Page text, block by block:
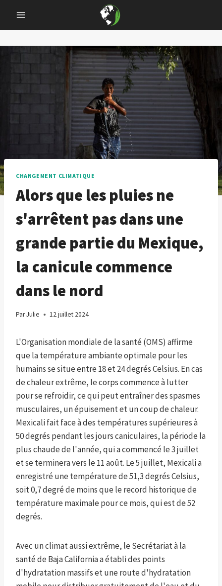
content
CHANGEMENT CLIMATIQUE
Alors que les pluies ne
s'arrêtent pas dans une
grande partie du Mexique,
la canicule commence
dans le nord
ParJulie 12 juillet 2024
L'Organisation mondiale de la santé (OMS) affirme
que la température ambiante optimale pour les
humains se situe entre 18 et 24 degrés Celsius. En cas
de chaleur extrême, le corps commence à lutter
pour se refroidir, ce qui peut entraîner des spasmes
musculaires, un épuisement et un coup de chaleur.
Mexicali fait face à des températures supérieures à
50 degrés pendant les jours caniculaires, la période la
plus chaude de l'année, qui a commencé le 3 juillet
et se terminera vers le 11 août. Le 5 juillet, Mexicali a
enregistré une température de 51,3 degrés Celsius,
soit 0,7 degré de moins que le record historique de
température maximale pour ce mois, qui est de 52
degrés.
Avec un climat aussi extrême, le Secrétariat à la
santé de Baja California a établi des points
d'hydratation massifs et une route d'hydratation